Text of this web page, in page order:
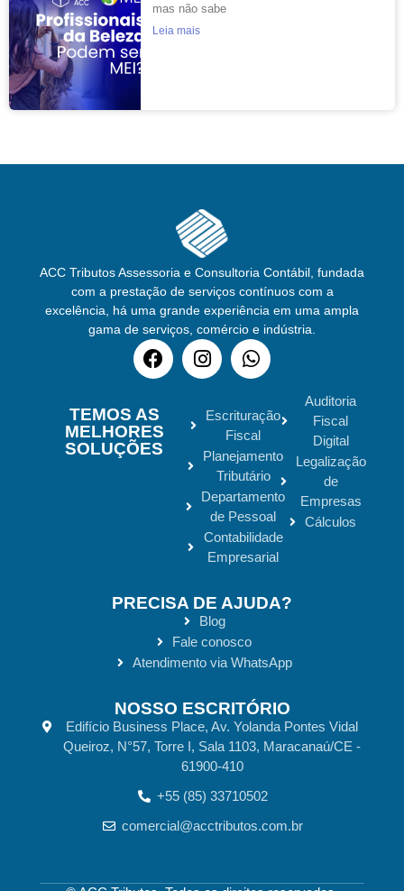
mas não sabe
Leia mais
ACC Tributos Assessoria e Consultoria Contábil, fundada
com a prestação de serviços contínuos com a
excelência, há uma grande experiência em uma ampla
gama de serviços, comércio e indústria.
TEMOS AS
MELHORES
SOLUÇÕES
Escrituração
Fiscal
Planejamento
Tributário
Departamento
de Pessoal
Contabilidade
Empresarial
Auditoria
Fiscal
Digital
Legalização
de
Empresas
Cálculos
PRECISA DE AJUDA?
Blog
Fale conosco
Atendimento via WhatsApp
NOSSO ESCRITÓRIO
Edifício Business Place, Av. Yolanda Pontes Vidal
Queiroz, N°57, Torre I, Sala 1103, Maracanaú/CE -
61900-410
+55 (85) 33710502
comercial@acctributos.com.br